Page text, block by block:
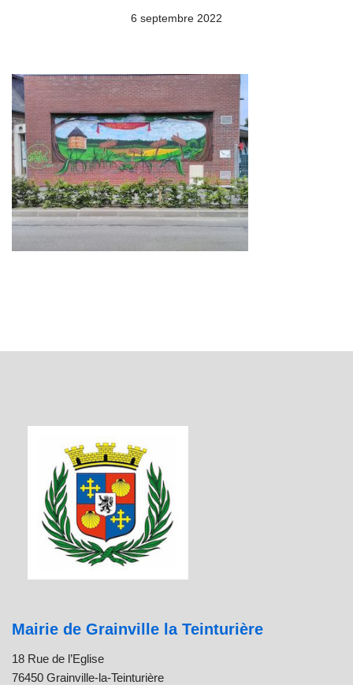
6 septembre 2022
Mairie de Grainville la Teinturière
18 Rue de l’Eglise
76450 Grainville-la-Teinturière